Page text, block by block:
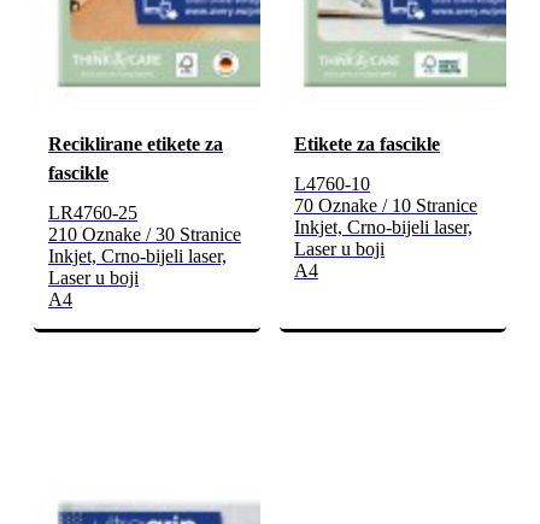
Reciklirane etikete za
fascikle
LR4760-25
210 Oznake / 30 Stranice
Inkjet, Crno-bijeli laser,
Laser u boji
A4
Etikete za fascikle
L4760-10
70 Oznake / 10 Stranice
Inkjet, Crno-bijeli laser,
Laser u boji
A4